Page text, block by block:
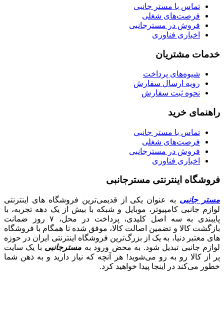
تماس با مستر جانبی
فرصت‌های شغلی
فروش در مسترجانبی
اخباری فناوری
خدمات مشتریان
شیوه‌های پرداخت
رویه ارسال سفارش
نحوه ثبت سفارش
راهنمای خرید
تماس با مستر جانبی
فرصت‌های شغلی
فروش در مسترجانبی
اخباری فناوری
فروشگاه اینترنتی مسترجانبی
مستر جانبی به عنوان یکی از قدیمی‌ترین فروشگاه های اینترنتی
لوازم جانبی کامپیوتر، موبایل و شبکه با بیش از یک دهه تجربه، با
پایبندی به سه اصل کلیدی، پرداخت در محل، ۷ روز ضمانت
بازگشت کالا و تضمین اصالت کالا، موفق شده تا همگام با فروشگاه‌
های معتبر دنیا، به یک از بزرگ‌ترین فروشگاه اینترنتی ایران در حوزه
لوازم جانبی تبدیل شود. به محض ورود به مسترجانبی با یک سایت
پر از کالا رو به رو می‌شوید! هر آنچه که نیاز دارید و به ذهن شما
خطور می‌کند در اینجا پیدا خواهید کرد.